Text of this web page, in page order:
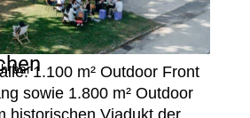
1.100 m² Outdoor Front
sowie 1.800 m² Outdoor
historischen Viadukt der